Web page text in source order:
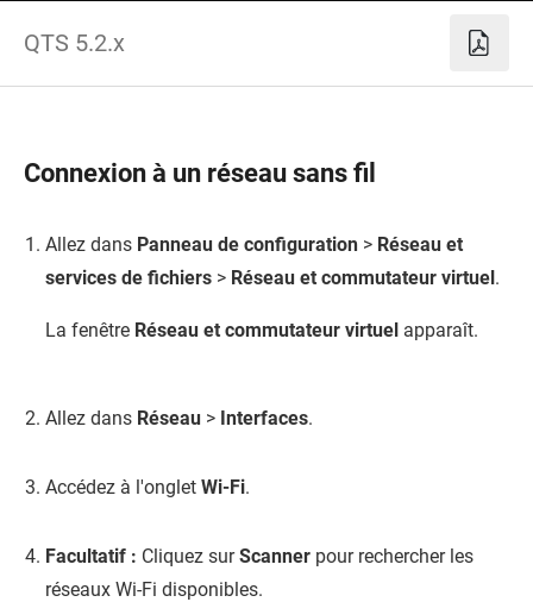
QTS 5.2.x
Connexion à un réseau sans fil
Allez dans Panneau de configuration > Réseau et
services de fichiers > Réseau et commutateur virtuel.
La fenêtre Réseau et commutateur virtuel apparaît.
Allez dans Réseau > Interfaces.
Accédez à l'onglet Wi-Fi.
Facultatif : Cliquez surScanner pour rechercher les
réseaux Wi-Fi disponibles.